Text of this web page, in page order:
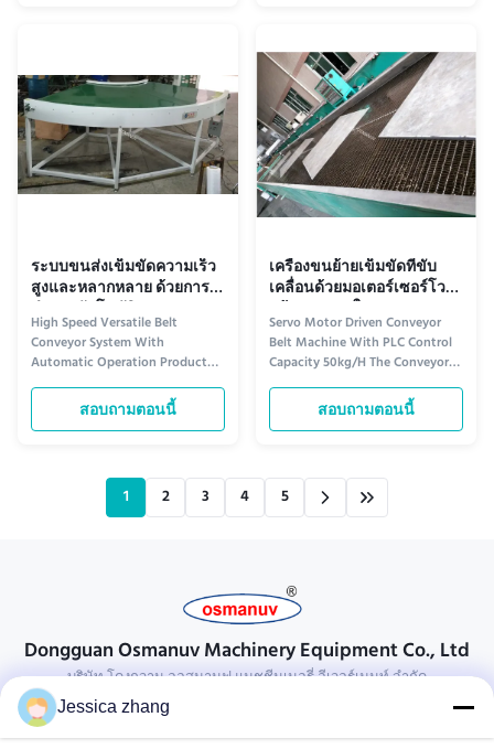
and ...
smooth and efficient operation
with precise control over belt
speed and ...
ระบบขนส่งเข็มขัดความเร็ว
สูงและหลากหลาย ด้วยการ
ทํางานอัตโนมัติ
High Speed Versatile Belt
Conveyor System With
Automatic Operation Product
Overview The Conveyor Belt
Machine is an automated
conveyor system specifically
high-speed transfer machine
features a sturdy stainless steel
structure and can ...
สอบถามตอนนี้
เครื่องขนย้ายเข็มขัดที่ขับ
เคลื่อนด้วยมอเตอร์เซอร์โว
พร้อมความจุในการควบคุม
PLC 50kg/H
Servo Motor Driven Conveyor
Belt Machine With PLC Control
Capacity 50kg/H The Conveyor
Belt Machine is a belt
transportation machine that is
perfect for industrial
machine is designed to move
goods quickly and efficiently
with its 2m ...
สอบถามตอนนี้
1 2 3 4 5
Dongguan Osmanuv Machinery Equipment Co., Ltd
บริษัท โดงกวาน ออสมานูฟ แมชชีนเนอรี่ อีเวอร์เมนท์ จํากัด
ติดต่อ
Jessica zhang